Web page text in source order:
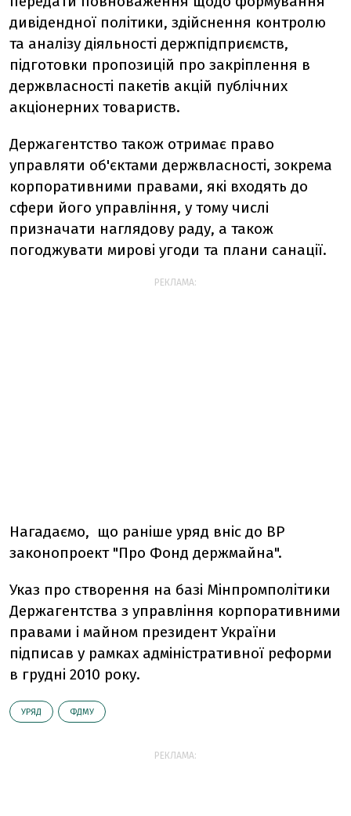
дивiдендної полiтики, здiйснення контролю
та аналiзу дiяльностi держпiдприємств,
пiдготовки пропозицiй про закрiплення в
держвласностi пакетiв акцiй публiчних
акцiонерних товариств.
Держагентство також отримає право
управляти об'єктами держвласностi, зокрема
корпоративними правами, якi входять до
сфери його управлiння, у тому числi
призначати наглядову раду, а також
погоджувати мировi угоди та плани санацiї.
РЕКЛАМА:
Нагадаємо, що ранiше уряд внiс до ВР
законопроект "Про Фонд держмайна".
Указ про створення на базi Мiнпромполiтики
Держагентства з управлiння корпоративними
правами i майном президент України
пiдписав у рамках адмiнiстративної реформи
в груднi 2010 року.
УРЯД ФДМУ
РЕКЛАМА: